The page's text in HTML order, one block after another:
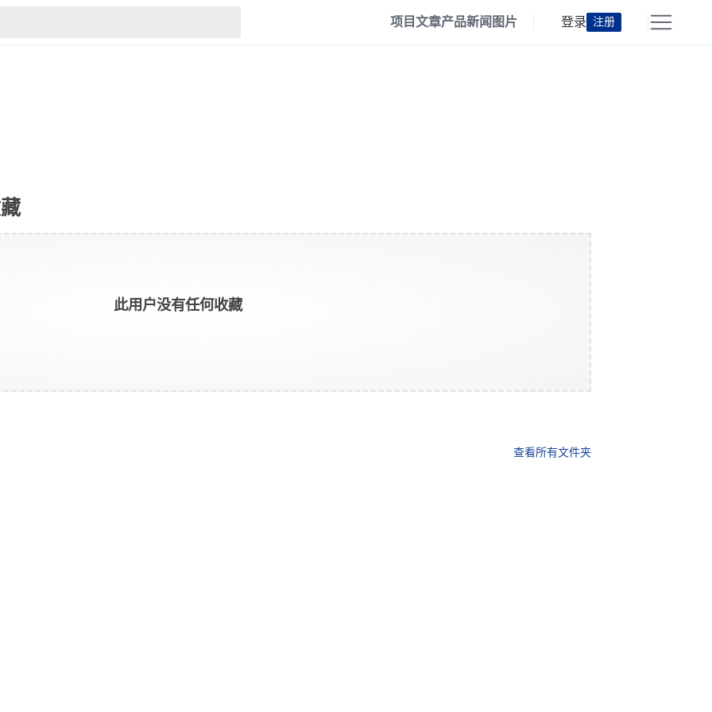
项目文章产品新闻 图片 登录 注册
此用户没有任何收藏
查看所有文件夹